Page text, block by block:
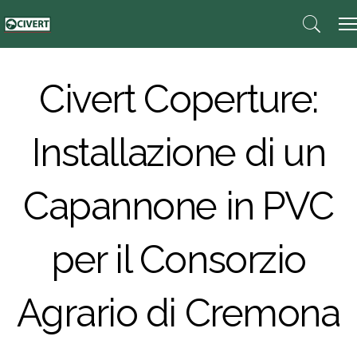
Civert Coperture:
Installazione di un
Capannone in PVC
per il Consorzio
Agrario di Cremona